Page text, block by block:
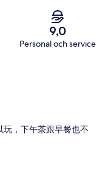
9,0
Personal och service
，下午茶跟早餐也不